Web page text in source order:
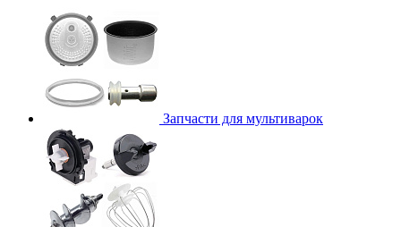
Запчасти для мультиварок